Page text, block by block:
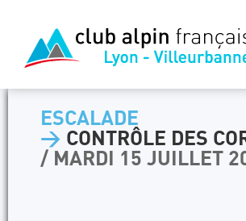
ESCALADE
> CONTRÔLE DES
/ MARDI 15 JUILLET